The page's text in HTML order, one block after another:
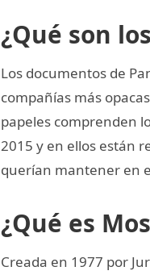
¿Qué son
Los documentos de
compañías más
papeles comprenden
2015 y en ellos están
querían mantener en
¿Qué es
Creada en 1977 por